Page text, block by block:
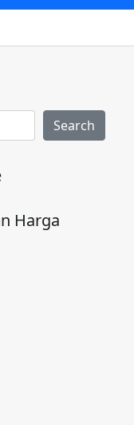
Search
Harga